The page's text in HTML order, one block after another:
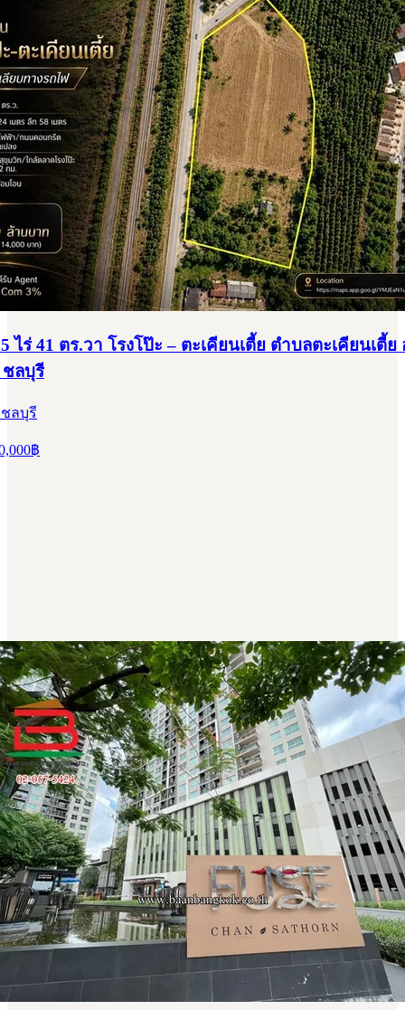
ไร่ 41 ตร.วา โรงโป๊ะ – ตะเคียนเตี้ย ตำบลตะเคียนเตี้ย
ชลบุรี
ลบุรี
฿